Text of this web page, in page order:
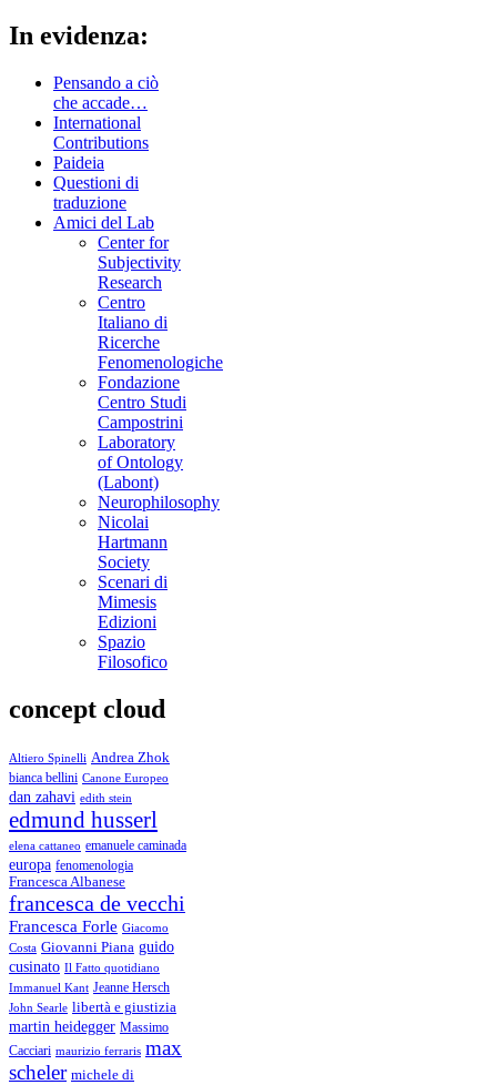
In evidenza:
Pensando a ciò
che accade…
International
Contributions
Paideia
Questioni di
traduzione
Amici del Lab
Center for
Subjectivity
Research
Centro
Italiano di
Ricerche
Fenomenologiche
Fondazione
Centro Studi
Campostrini
Laboratory
of Ontology
(Labont)
Neurophilosophy
Nicolai
Hartmann
Society
Scenari di
Mimesis
Edizioni
Spazio
Filosofico
concept cloud
Altiero Spinelli Andrea Zhok
bianca bellini Canone Europeo
dan zahavi edith stein
edmund husserl
elena cattaneo emanuele caminada
europa fenomenologia
Francesca Albanese
francesca de vecchi
Francesca Forle Giacomo
Costa Giovanni Piana guido
cusinato Il Fatto quotidiano
Immanuel Kant Jeanne Hersch
John Searle libertà e giustizia
martin heidegger Massimo
Cacciari maurizio ferraris max
scheler michele di